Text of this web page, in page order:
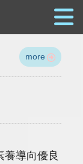
more
養導向優良